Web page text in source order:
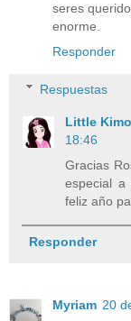
seres
enorme.
Responder
Respuestas
Little
18:46
Gracias
especial
feliz año
Responder
Myriam 20